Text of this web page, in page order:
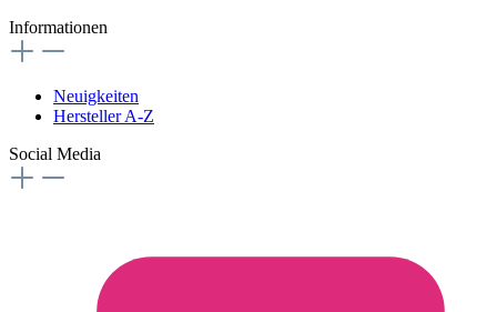
Informationen
Neuigkeiten
Hersteller A-Z
Social Media